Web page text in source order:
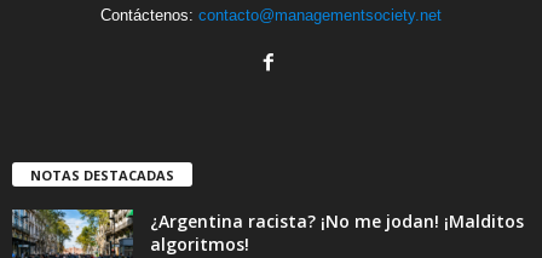
Contáctenos: contacto@managementsociety.net
NOTAS DESTACADAS
¿Argentina racista? ¡No me jodan! ¡Malditos
algoritmos!